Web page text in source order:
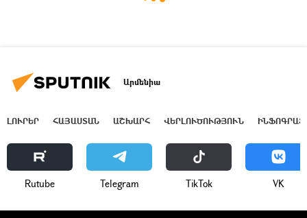
Արմենիա
ԼՈՒՐԵՐ ՀԱՅԱՍՏԱՆ ԱՇԽԱՐՀ ՎԵՐԼՈՒԾՈՒԹՅՈՒՆ
Rutube Telegram ТikТоk VK